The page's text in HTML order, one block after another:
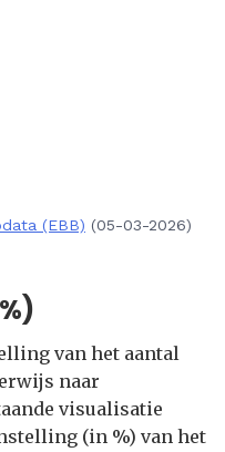
(EBB) (05-03-2026)
van het aantal
naar
visualisatie
(in %) van het